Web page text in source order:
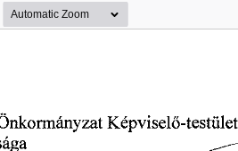
Képviselő-